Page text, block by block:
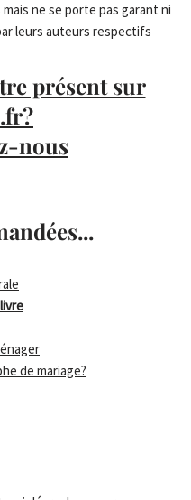
ne se porte pas garant ni
leurs auteurs respectifs
présent sur
nous
de mariage?